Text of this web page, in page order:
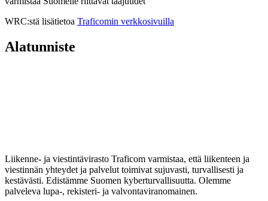
WRC:stä lisätietoa Traficomin verkkosivuilla
Alatunniste
Liikenne- ja viestintävirasto Traficom varmistaa, että liikenteen ja
viestinnän yhteydet ja palvelut toimivat sujuvasti, turvallisesti ja
kestävästi. Edistämme Suomen kyberturvallisuutta. Olemme
palveleva lupa-, rekisteri- ja valvontaviranomainen.